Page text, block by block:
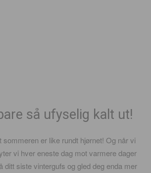
så ufyselig kalt ut!
sommeren er like rundt hjørnet! Og når vi
vi hver eneste dag mot varmere dager
ditt siste vintergufs og gled deg enda mer